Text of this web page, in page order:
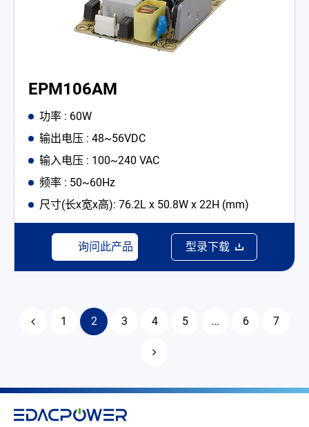
EPM106AM
功率 : 60W
输出电压 : 48~56VDC
输入电压 : 100~240 VAC
频率 : 50~60Hz
尺寸(长x宽x高): 76.2L x 50.8W x 22H (mm)
询问此产品 型录下载
1 2 3 4 5 ... 6 7